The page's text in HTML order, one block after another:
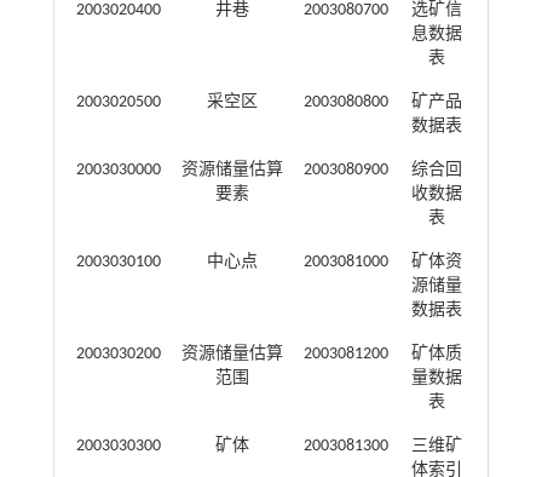
2003020400 井巷 2003080700
选矿信
息数据
表
2003020500 采空区 2003080800
矿产品
数据表
2003030000
资源储量估算
要素
2003080900
综合回
收数据
表
2003030100 中心点 2003081000
矿体资
源储量
数据表
2003030200
资源储量估算
范围
2003081200
矿体质
量数据
表
2003030300 矿体 2003081300
三维矿
体索引